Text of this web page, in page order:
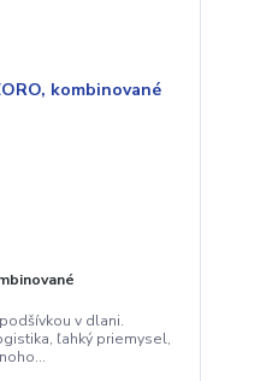
v dlani.
ľahký priemysel,